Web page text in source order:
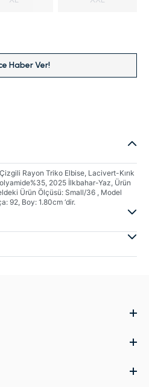
Haber Ver!
Rayon Triko Elbise, Lacivert-Kırık
2025 İlkbahar-Yaz, Ürün
Ürün Ölçüsü: Small/36 , Model
92, Boy: 1.80cm ‘dir.